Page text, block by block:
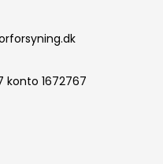
konto 1672767